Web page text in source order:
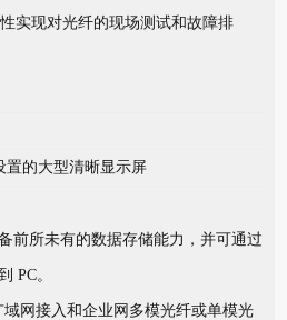
实现对光纤的现场测试和故障排
置的大型清晰显示屏
前所未有的数据存储能力，并可通过
PC。
网接入和企业网多模光纤或单模光